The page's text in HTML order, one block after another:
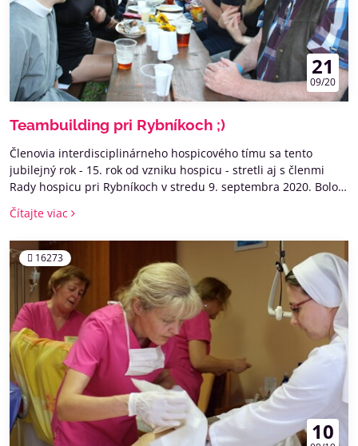
21
09/20
Teambuilding pri Rybníkoch ;)
Členovia interdisciplinárneho hospicového tímu sa tento
jubilejný rok - 15. rok od vzniku hospicu - stretli aj s členmi
Rady hospicu pri Rybníkoch v stredu 9. septembra 2020. Bolo
to veselé a srdečné stretnutie v osviežujúcej prírode. Bolo to
stretnutie - vraj - NAJ-lepšie :)
Čítajte viac
16273
10